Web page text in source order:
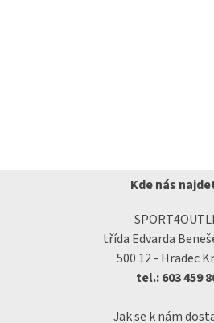
Kde nás
třída Edvarda
500 12 - Hradec
tel.: 603 459
Jak se k nám